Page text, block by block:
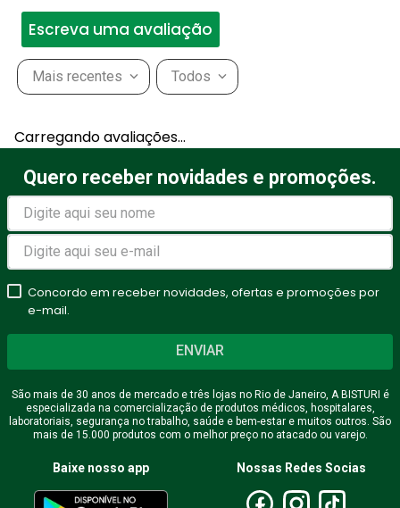
Escreva uma avaliação
Avalie o produto de 1 a 5
estrelas
★★★★★
Seu nome
Endereço de email
Escreva uma avaliação
Mais recentes Todos
Carregando avaliações…
Quero receber novidades e promoções.
Concordo em receber novidades, ofertas e promoções por
e-mail.
ENVIAR
São mais de 30 anos de mercado e três lojas no Rio de Janeiro, A BISTURI é
especializada na comercialização de produtos médicos, hospitalares,
laboratoriais, segurança no trabalho, saúde e bem-estar e muitos outros. São
mais de 15.000 produtos com o melhor preço no atacado ou varejo.
Baixe nosso app Nossas Redes Socias